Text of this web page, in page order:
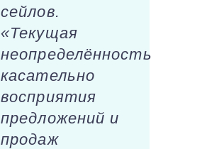
сейлов.
«Текущая
неопределённость
касательно
восприятия
предложений и
продаж